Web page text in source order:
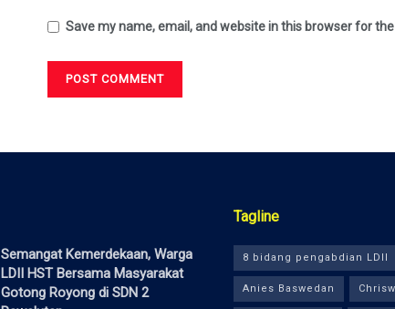
Save my name, email, and website in this browser for
Semangat Kemerdekaan, Warga
LDII HST Bersama Masyarakat
Gotong Royong di SDN 2
Tagline
8 bidang pengabdian LDII
Anies Baswedan